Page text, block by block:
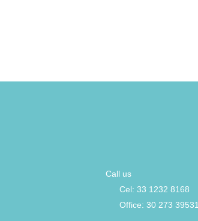
Call us
Cel: 33 1232 8168
Office: 30 273 39531